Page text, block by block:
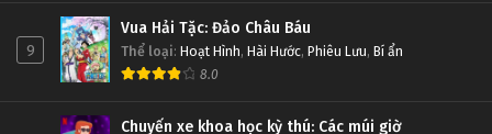
9
Vua Hải Tặc: Đảo Châu Báu
Thể loại: Hoạt Hình, Hài Hước, Phiêu Lưu, Bí ẩn
8.0
Chuyến xe khoa học kỳ thú: Các múi giờ